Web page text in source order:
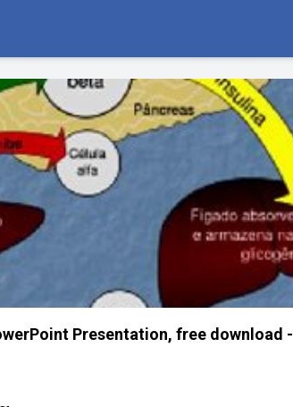
Presentation, free download